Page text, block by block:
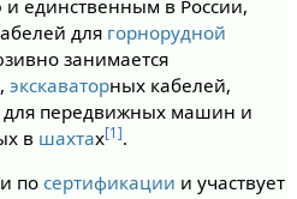
единственным в России,
для горнорудной
занимается
экскаваторных кабелей,
для передвижных машин и
в шахтах[1].
по сертификации и участвует